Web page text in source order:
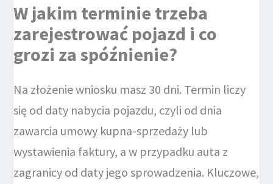
W jakim terminie trzeba
zarejestrować pojazd i co
grozi za spóźnienie?
Na złożenie wniosku masz 30 dni. Termin liczy
się od daty nabycia pojazdu, czyli od dnia
zawarcia umowy kupna-sprzedaży lub
wystawienia faktury, a w przypadku auta z
zagranicy od daty jego sprowadzenia. Kluczowe,